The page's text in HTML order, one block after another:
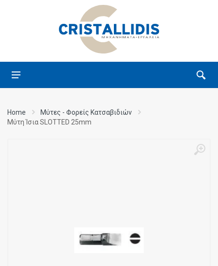
Home
Μύτες - Φορείς Κατσαβιδιών
Μύτη Ίσια SLOTTED 25mm